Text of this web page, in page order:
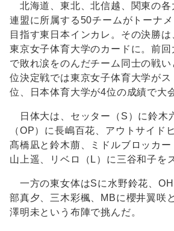
北海道、東北、北信越、関東の各
連盟に所属する50チームがトーナ
目指す東日本インカレ。その決勝は
東京女子体育大学のカードに。前
で敗れ涙をのんだチーム同士の戦
位決定戦では東京女子体育大学が
位、日本体育大学が4位の成績で大
日体大は、セッター（S）に鈴木
（OP）に長嶋百花、アウトサイド
髙橋凪と鈴木萠、ミドルブロッカー
山上遥、リベロ（L）に三谷和子を
一方の東女体はSに水野鈴花、
部真夕、三木彩楓、MBに櫻井翼咲
澤明未という布陣で挑んだ。